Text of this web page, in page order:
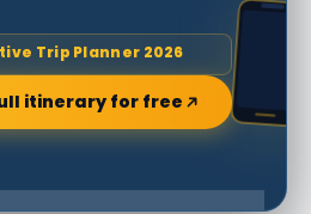
Trip Planner 2026
itinerary for free